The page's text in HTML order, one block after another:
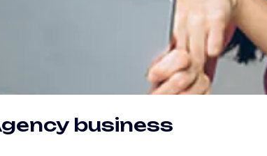
business